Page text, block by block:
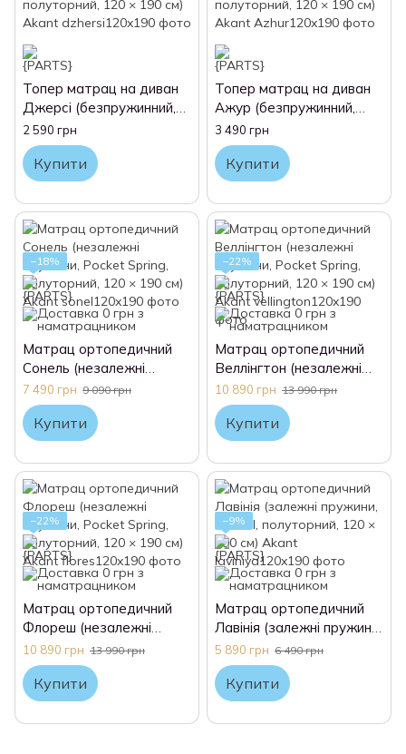
Топер матрац на диван
Джерсі (безпружинний,
полуторний, 120 × 190
см) Akant
2 590 грн
Купити
Топер матрац на диван
Ажур (безпружинний,
полуторний, 120 × 190
см) Akant
3 490 грн
Купити
−18%
Матрац ортопедичний
Сонель (незалежні
пружини, Pocket Spring,
полуторний, 120 × 190
см) Akant
7 490 грн 9 090 грн
Купити
−22%
Матрац ортопедичний
Веллінгтон (незалежні
пружини, Pocket Spring,
полуторний, 120 × 190
см) Akant
10 890 грн 13 990 грн
Купити
−22%
Матрац ортопедичний
Флореш (незалежні
пружини, Pocket Spring,
полуторний, 120 × 190
см) Akant
10 890 грн 13 990 грн
Купити
−9%
Матрац ортопедичний
Лавінія (залежні пружини,
Bonnel, полуторний, 120 ×
190 см) Akant
5 890 грн 6 490 грн
Купити